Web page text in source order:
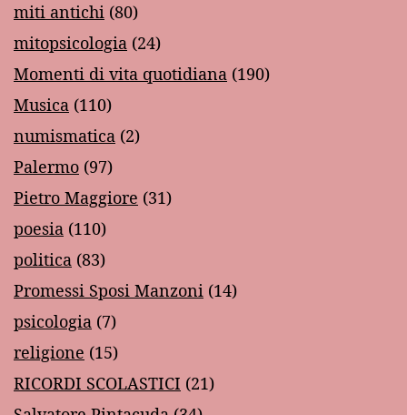
miti antichi (80)
mitopsicologia (24)
Momenti di vita quotidiana (190)
Musica (110)
numismatica (2)
Palermo (97)
Pietro Maggiore (31)
poesia (110)
politica (83)
Promessi Sposi Manzoni (14)
psicologia (7)
religione (15)
RICORDI SCOLASTICI (21)